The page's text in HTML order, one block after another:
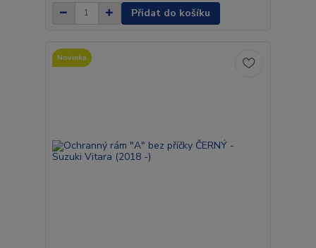
Přidat do košíku
Novinka